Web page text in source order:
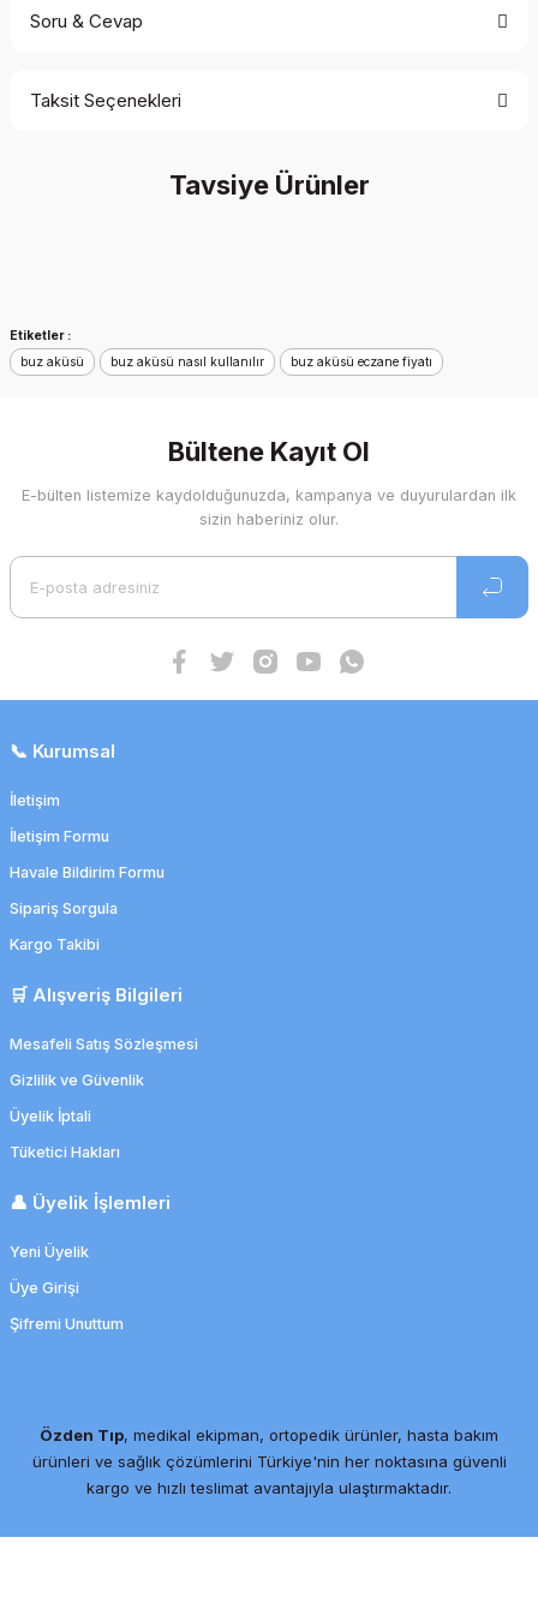
Soru & Cevap
Soru Sor
Taksit Seçenekleri
Tavsiye Ürünler
Polaris İnstant Anında Hazır Soğuk Kompres Ped
52,45 TL
Etiketler :
buz aküsü
buz aküsü nasıl kullanılır buz aküsü eczane fiyatı
Bültene Kayıt Ol
E-bülten listemize kaydolduğunuzda, kampanya ve duyurulardan ilk
sizin haberiniz olur.
📞 Kurumsal
İletişim
İletişim Formu
Havale Bildirim Formu
Sipariş Sorgula
Kargo Takibi
🛒 Alışveriş Bilgileri
Mesafeli Satış Sözleşmesi
Gizlilik ve Güvenlik
Üyelik İptali
Tüketici Hakları
👤 Üyelik İşlemleri
Yeni Üyelik
Üye Girişi
Şifremi Unuttum
Özden Tıp, medikal ekipman, ortopedik ürünler, hasta bakım
ürünleri ve sağlık çözümlerini Türkiye'nin her noktasına güvenli
kargo ve hızlı teslimat avantajıyla ulaştırmaktadır.